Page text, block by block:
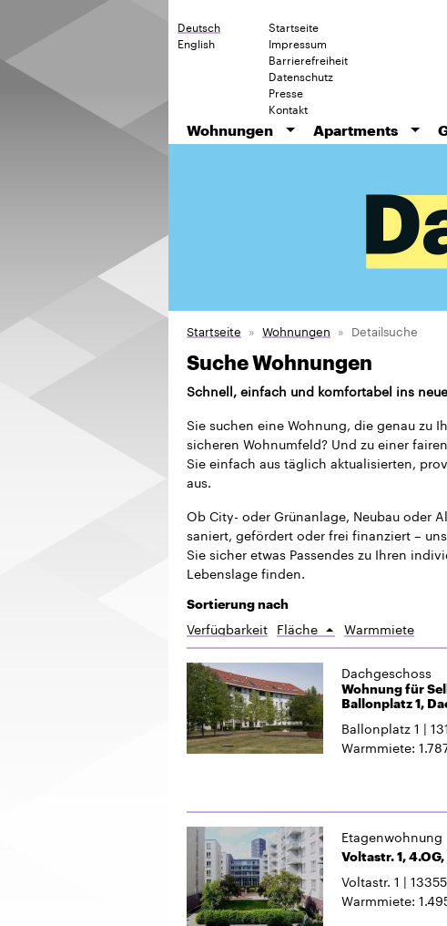
Deutsch
English
Startseite
Impressum
Barrierefreiheit
Datenschutz
Presse
Kontakt
Wohnungen
Apartments
Startseite Wohnungen Detailsuche
Suche Wohnungen
Schnell, einfach und komfortabel ins
Sie suchen eine Wohnung, die genau zu
sicheren Wohnumfeld? Und zu einer
Sie einfach aus täglich aktualisierten,
aus.
Ob City- oder Grünanlage, Neubau oder
saniert, gefördert oder frei finanziert –
Sie sicher etwas Passendes zu Ihren
Lebenslage finden.
Sortierung nach
Verfügbarkeit Fläche Aufsteigend
sortieren
Warmmiete
Dachgeschoss
Wohnung für
Ballonplatz 1,
Ballonplatz 1
Warmmiete
Etagenwohnung
Voltastr. 1, 4.OG,
Voltastr. 1 13355
Warmmiete